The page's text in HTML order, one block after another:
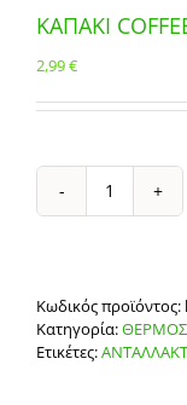
ΚΑΠΑΚΙ
2,99€
ΚΑΠΑΚΙ
COFFEE
Κωδικός προϊόντος:
Κατηγορία:ΘΕΡΜΟΣ
Ετικέτες: